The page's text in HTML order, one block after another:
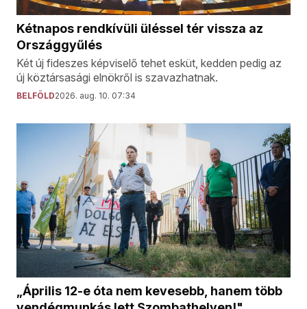
Kétnapos rendkívüli üléssel tér vissza az
Országgyűlés
Két új fideszes képviselő tehet esküt, kedden pedig az
új köztársasági elnökről is szavazhatnak.
BELFÖLD2026. aug. 10. 07:34
„Április 12-e óta nem kevesebb, hanem több